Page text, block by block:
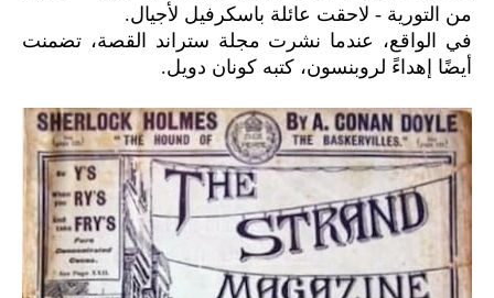
من التورية - لاحقت عائلة باسكرفيل لأجيال.
في الواقع، عندما نشرت مجلة ستراند القصة، تضمنت
أيضًا إهداءً لروبنسون، كتبه كونان دويل.